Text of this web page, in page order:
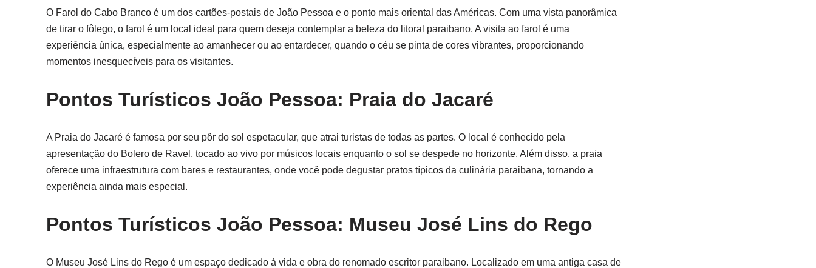
O Farol do Cabo Branco é um dos cartões-postais de João Pessoa e o ponto mais oriental das Américas. Com uma vista panorâmica
de tirar o fôlego, o farol é um local ideal para quem deseja contemplar a beleza do litoral paraibano. A visita ao farol é uma
experiência única, especialmente ao amanhecer ou ao entardecer, quando o céu se pinta de cores vibrantes, proporcionando
momentos inesquecíveis para os visitantes.
Pontos Turísticos João Pessoa: Praia do Jacaré
A Praia do Jacaré é famosa por seu pôr do sol espetacular, que atrai turistas de todas as partes. O local é conhecido pela
apresentação do Bolero de Ravel, tocado ao vivo por músicos locais enquanto o sol se despede no horizonte. Além disso, a praia
oferece uma infraestrutura com bares e restaurantes, onde você pode degustar pratos típicos da culinária paraibana, tornando a
experiência ainda mais especial.
Pontos Turísticos João Pessoa: Museu José Lins do Rego
O Museu José Lins do Rego é um espaço dedicado à vida e obra do renomado escritor paraibano. Localizado em uma antiga casa de